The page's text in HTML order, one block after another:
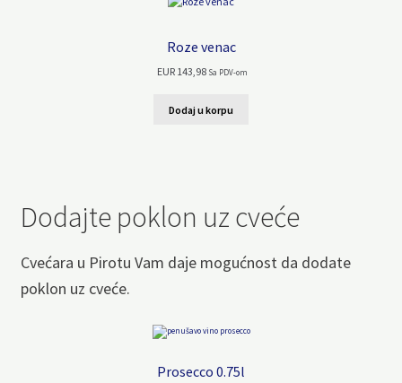
Roze venac
EUR 143,98 Sa PDV-om
Dodaj u korpu
Dodajte poklon uz cveće
Cvećara u Pirotu Vam daje mogućnost da dodate
poklon uz cveće.
Prosecco 0.75l